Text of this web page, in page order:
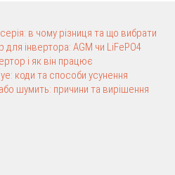
в чому різниця та що вибрати
інвертора: AGM чи LiFePO4
і як він працює
коди та способи усунення
шумить: причини та вирішення